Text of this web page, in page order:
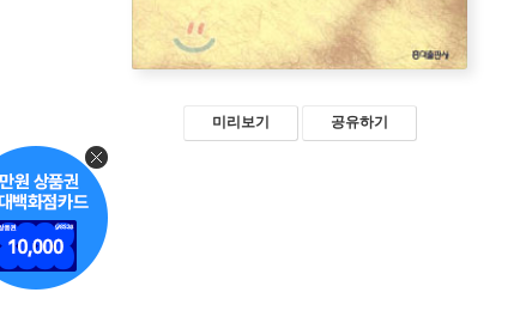
미리보기 공유하기